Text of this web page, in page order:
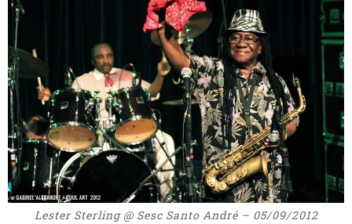
Lester Sterling @ Sesc Santo André – 05/09/2012